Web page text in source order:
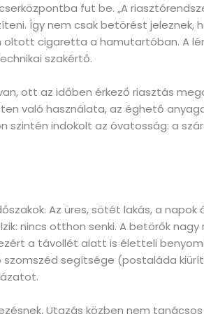
fut be. „A
Így nem csak betörést
cigaretta a hamutartóban. A
szakértő.
ott az időben érkező riasztás
való használata, az éghető
indokolt az óvatosság: a
Az üres, sötét lakás, a
nincs otthon senki. A betörők
a távollét alatt is életteli
segítsége (postaláda
Utazás közben nem